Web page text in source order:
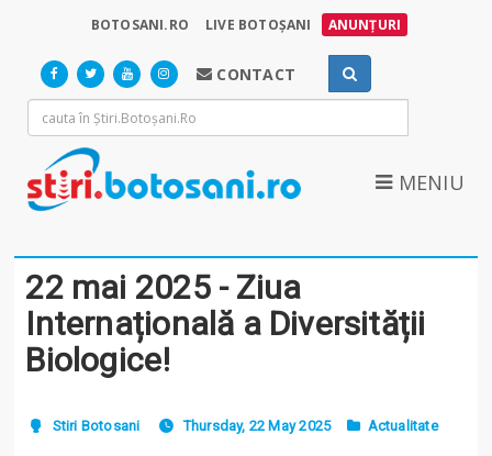
BOTOSANI.RO LIVE BOTOȘANI ANUNȚURI
CONTACT
MENIU
22 mai 2025 - Ziua
Internațională a Diversității
Biologice!
Stiri Botosani Thursday, 22 May 2025 Actualitate